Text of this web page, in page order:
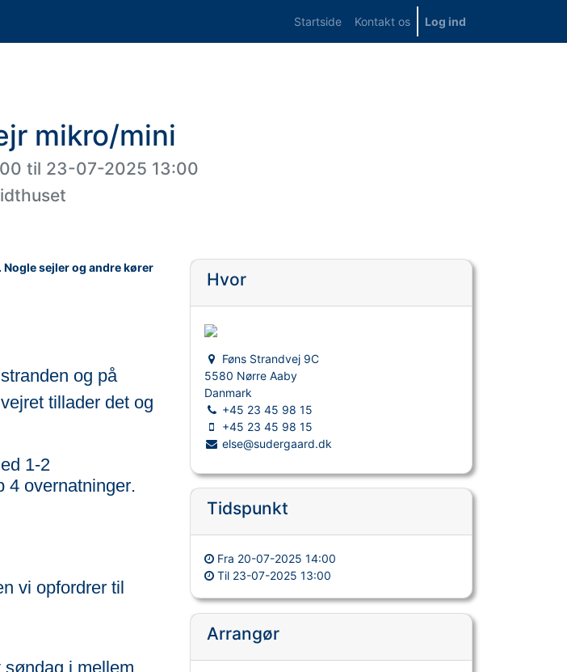
Startside Kontakt os Log ind
mikro/mini
til 23-07-2025 13:00
sejler og andre kører
og på
tillader det og
1-2
4 overnatninger.
vi opfordrer til
i mellem
Hvor
Føns Strandvej 9C
5580 Nørre Aaby
Danmark
+45 23 45 98 15
+45 23 45 98 15
else@sudergaard.dk
Tidspunkt
Fra 20-07-2025 14:00
Til 23-07-2025 13:00
Arrangør